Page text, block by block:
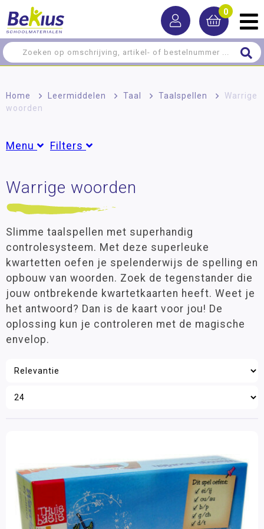
0
Home > Leermiddelen > Taal > Taalspellen >
Warrige
woorden
Menu Filters
Woordenschat
Spelling
NT2 - Nederlands als tweede taal
Taal Mix
Taalbegaafde leerling
Taalhulpmiddelen
Montessori
Taalontwikkeling
Taalspellen
Zelfstandig werken leerspellen
Lezen
Schrijven
Zelfstandig werken
Groepen
Groep 3
Groep 4(2)
Groep 5(2)
Groep 6(2)
Groep 7(2)
Groep 8(2)
Leeftijd
6 - 9 jaar (2)
9 - 12 jaar
2 - 4 spelers(2)
Merk
Warrige woorden
Slimme taalspellen met superhandig
controlesysteem. Met deze superleuke
kwartetten oefen je spelenderwijs de spelling en
opbouw van woorden. Zoek de tegenstander die
jouw ontbrekende kwartetkaarten heeft. Weet je
het antwoord? Dan is de kaart voor jou! De
oplossing kun je controleren met de magische
envelop.